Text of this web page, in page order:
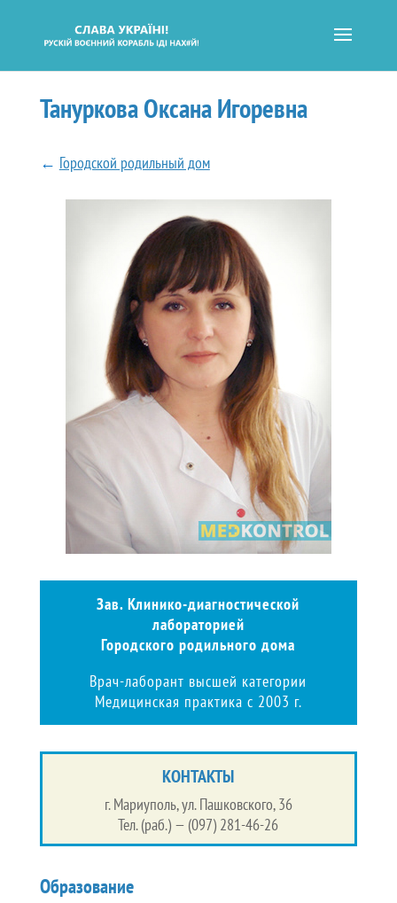
Тануркова Оксана Игоревна
← Городской родильный дом
Зав. Клинико-диагностической
лабораторией
Городского родильного дома
Врач-лаборант высшей категории
Медицинская практика с 2003 г.
КОНТАКТЫ
г. Мариуполь, ул. Пашковского, 36
Тел. (раб.) — (097) 281-46-26
Образование